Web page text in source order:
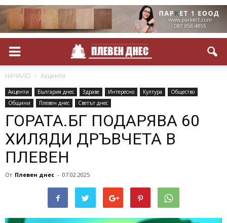
НАЧАЛО Акценти
Акценти България днес Здраве Интересно Култура
Общество
Общини
Плевен днес Светът днес
ГОРАТА.БГ ПОДАРЯВА 60
ХИЛЯДИ ДРЪВЧЕТА В
ПЛЕВЕН
От Плевен днес - 07.02.2025